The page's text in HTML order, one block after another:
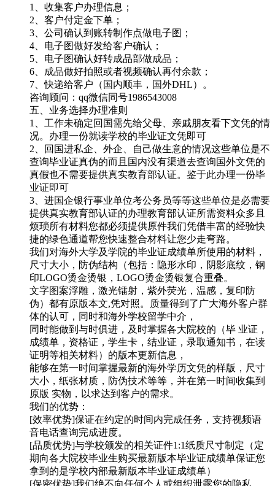
1、收集客户办理信息；
2、客户付定金下单；
3、公司确认到账转制作点做电子图；
4、电子图做好发给客户确认；
5、电子图确认好转成品部做成品；
6、成品做好拍照或者视频确认再付余款；
7、快递给客户（国内顺丰，国外DHL）。
咨询顾问：qq微信同号1986543008
五、业务选择办理准则
1、工作未确定回国需先给父母、亲戚朋友看下文凭的情
况。办理一份就读学校的毕业证文凭即可
2、回国进私企、外企、自己做生意的情况这些单位是不
查询毕业证真伪的而且国内没有渠道去查询国外文凭的
真假也不需要提供真实教育部认证。鉴于此办理一份毕
业证即可
3、进国企银行事业单位考公务员等等这些单位是必需要
提供真实教育部认证的办理教育部认证所需资料众多且
烦琐所有材料您都必须提供原件我们凭借丰富的经验快
捷的绿色通道帮您快速整合材料让您少走弯路。
我们对海外大学及学院的毕业证成绩单所使用的材料，
尺寸大小，防伪结构（包括：隐形水印，阴影底纹，钢
印LOGO烫金烫银，LOGO烫金烫银复合重叠。
文字图案浮雕，激光镭射，紫外荧光，温感，复印防
伪）都有原版本文,凭对照。质量得到了广大海外客户群
体的认可，同时和海外学校留学中介，
同时能做到与时俱进，及时掌握各大院校的（毕 业证，
成绩单，资格证，学生卡，结业证，录取通知书，在读
证明等相关材料）的版本更新信息，
能够在第一时间掌握最新的海外学历文凭的样版，尺寸
大小，纸张材质，防伪技术等等，并在第一时间收集到
原版 实物，以求达到客户的需求。
我们的优势：
[效率优势]保证在约定的时间内完成任务，支持视频语
音电话查询完成进度。
[品质优势]与学校颁发的相关证件1:1纸质尺寸制定（定
期向各大院校毕业生购买最新版本毕业证成绩单保证您
拿到的是学校内部最新版本毕业证成绩单）
[保密优势]我们绝不向任何个人或组织泄露您的隐私，